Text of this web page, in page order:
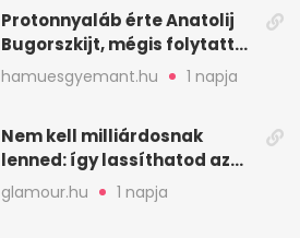
Protonnyaláb érte Anatolij
Bugorszkijt, mégis folytatta
a munkát
hamuesgyemant.hu 1 napja
Nem kell milliárdosnak
lenned: így lassíthatod az
öregedést a biológus szerint
glamour.hu 1 napja